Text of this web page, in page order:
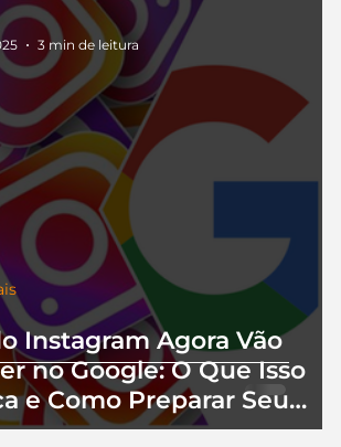
Instagram Agora Vão
no Google: O Que Isso
e Como Preparar Seu
3 min de leitura